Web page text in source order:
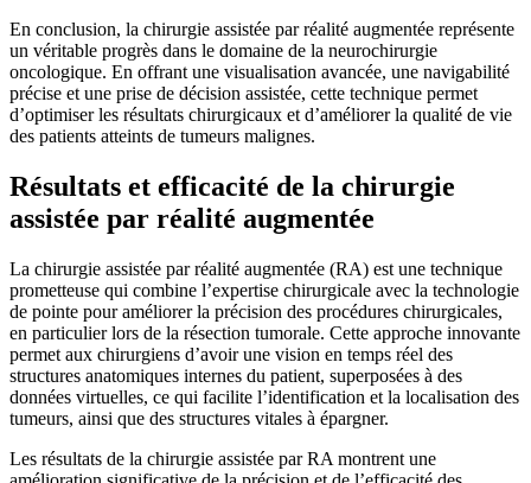
En conclusion, la chirurgie assistée par réalité augmentée représente
un véritable progrès dans le domaine de la neurochirurgie
oncologique. En offrant une visualisation avancée, une navigabilité
précise et une prise de décision assistée, cette technique permet
d’optimiser les résultats chirurgicaux et d’améliorer la qualité de vie
des patients atteints de tumeurs malignes.
Résultats et efficacité de la chirurgie
assistée par réalité augmentée
La chirurgie assistée par réalité augmentée (RA) est une technique
prometteuse qui combine l’expertise chirurgicale avec la technologie
de pointe pour améliorer la précision des procédures chirurgicales,
en particulier lors de la résection tumorale. Cette approche innovante
permet aux chirurgiens d’avoir une vision en temps réel des
structures anatomiques internes du patient, superposées à des
données virtuelles, ce qui facilite l’identification et la localisation des
tumeurs, ainsi que des structures vitales à épargner.
Les résultats de la chirurgie assistée par RA montrent une